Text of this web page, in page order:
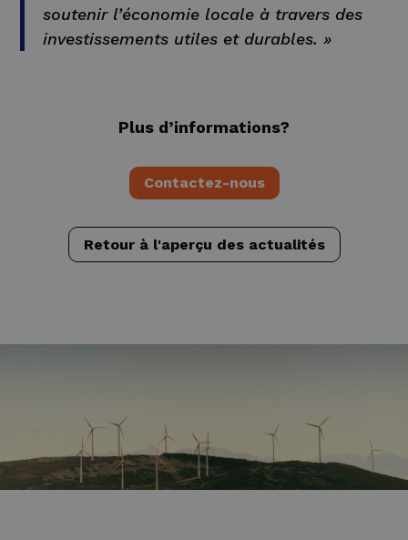
soutenir l’économie locale à travers des
investissements utiles et durables. »
Plus d’informations?
Contactez-nous
Retour à l'aperçu des actualités